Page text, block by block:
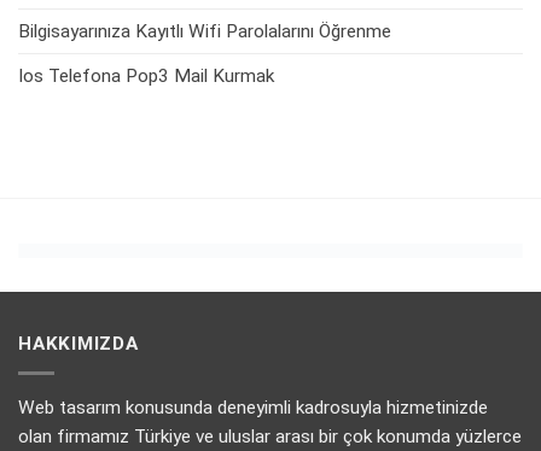
Bilgisayarınıza Kayıtlı Wifi Parolalarını Öğrenme
Ios Telefona Pop3 Mail Kurmak
HAKKIMIZDA
Web tasarım konusunda deneyimli kadrosuyla hizmetinizde
olan firmamız Türkiye ve uluslar arası bir çok konumda yüzlerce